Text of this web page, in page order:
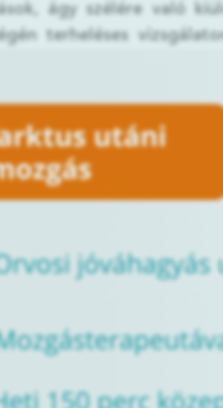
ágy szélére való
terheléses